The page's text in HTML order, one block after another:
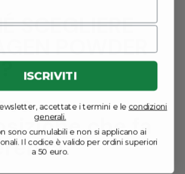
SCEGLIERE
POWDER
che fa
ISCRIVITI
accettate i termini e le condizioni
generali.
sono cumulabili e non si applicano ai
Il codice è valido per ordini superiori
a 50 euro.